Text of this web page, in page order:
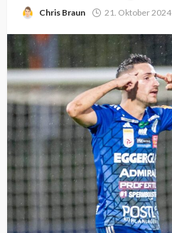
Chris Braun 21. Oktober 2024